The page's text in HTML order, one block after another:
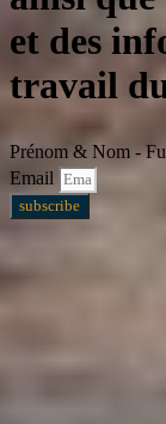
et des
travail
Prénom & Nom -
Email
subscribe